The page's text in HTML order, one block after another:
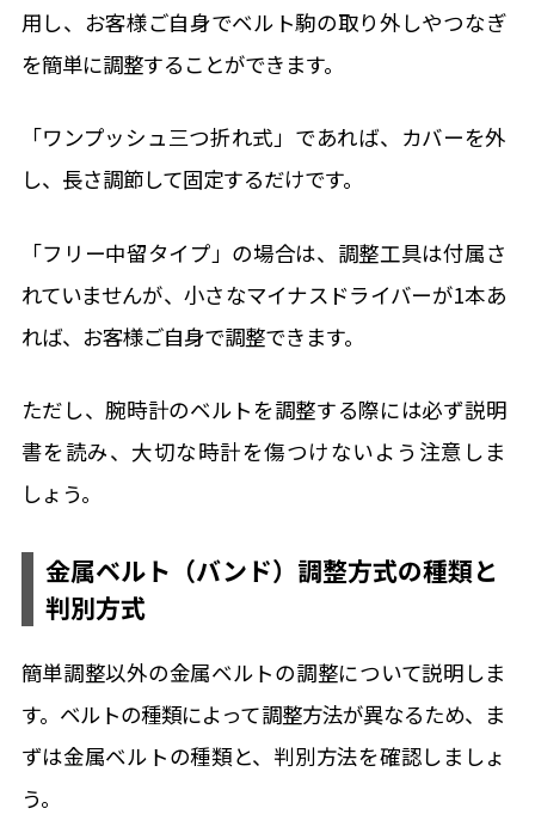
用し、お客様ご自身でベルト駒の取り外しやつなぎ
を簡単に調整することができます。
「ワンプッシュ三つ折れ式」であれば、カバーを外
し、長さ調節して固定するだけです。
「フリー中留タイプ」の場合は、調整工具は付属さ
れていませんが、小さなマイナスドライバーが1本あ
れば、お客様ご自身で調整できます。
ただし、腕時計のベルトを調整する際には必ず説明
書を読み、大切な時計を傷つけないよう注意しま
しょう。
金属ベルト（バンド）調整方式の種類と
判別方式
簡単調整以外の金属ベルトの調整について説明しま
す。ベルトの種類によって調整方法が異なるため、ま
ずは金属ベルトの種類と、判別方法を確認しましょ
う。